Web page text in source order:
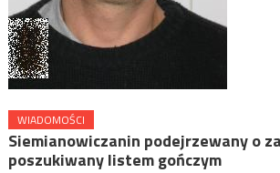
WIADOMOŚCI
Siemianowiczanin podejrzewany o
poszukiwany listem gończym